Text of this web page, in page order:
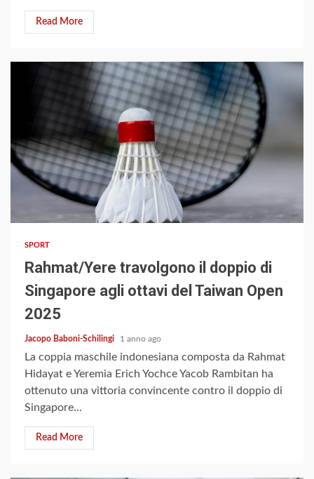
Read More
2 min read
SPORT
Rahmat/Yere travolgono il doppio di
Singapore agli ottavi del Taiwan Open
2025
Jacopo Baboni-Schilingi 1 anno ago
La coppia maschile indonesiana composta da Rahmat
Hidayat e Yeremia Erich Yochce Yacob Rambitan ha
ottenuto una vittoria convincente contro il doppio di
Singapore...
Read More